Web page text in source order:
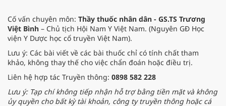
Cố vấn chuyên môn: Thầy thuốc nhân dân - GS.TS Trương
Việt Bình – Chủ tịch Hội Nam Y Việt Nam. (Nguyên GĐ Học
viện Y Dược học cổ truyền Việt Nam).
Lưu ý: Các bài viết về các bài thuốc chỉ có tính chất tham
khảo, không thay thế cho việc chẩn đoán hoặc điều trị.
Liên hệ hợp tác Truyền thông: 0898 582 228
Lưu ý: Tạp chí không tiếp nhận hỗ trợ bằng tiền mặt và không
ủy quyền cho bất kỳ tài khoản, công ty truyền thông hoặc cá